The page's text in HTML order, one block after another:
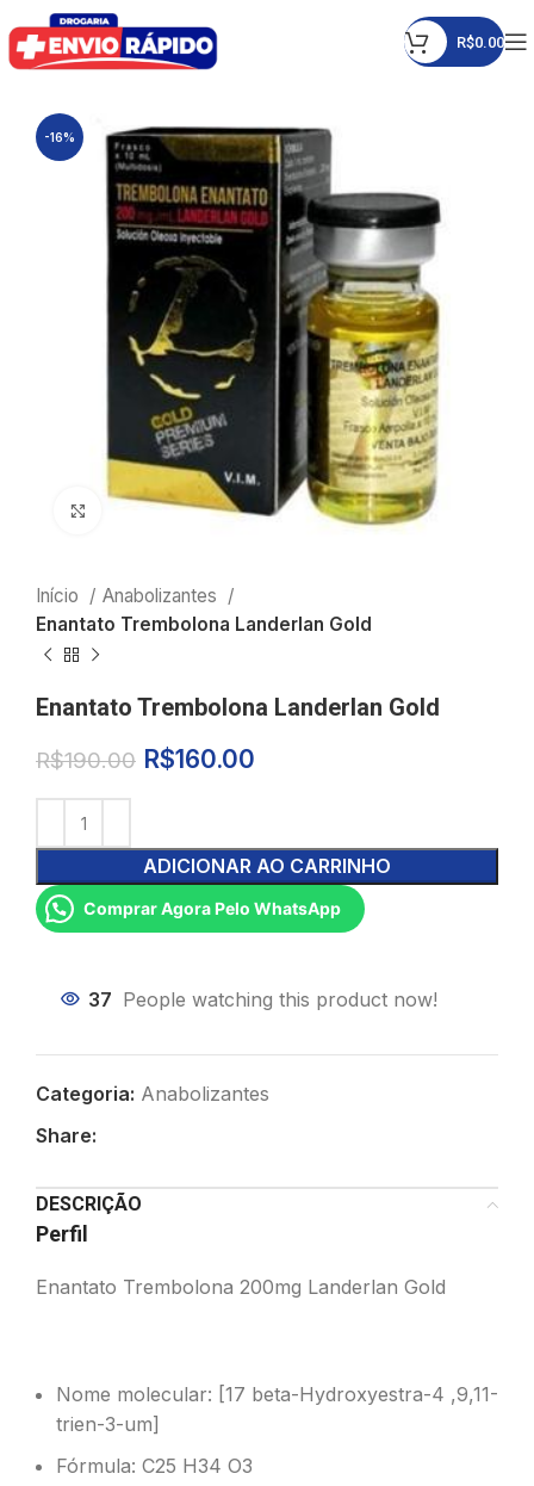
R$0.00
-16%
Click to enlarge
Início
Anabolizantes
Enantato Trembolona Landerlan Gold
Enantato Trembolona Landerlan Gold
R$190.00 R$160.00
ADICIONAR AO CARRINHO
Comprar Agora Pelo WhatsApp
37 People watching this product now!
Categoria: Anabolizantes
Share:
DESCRIÇÃO
Perfil
Enantato Trembolona 200mg Landerlan Gold
Nome molecular: [17 beta-Hydroxyestra-4 ,9,11-
trien-3-um]
Fórmula: C25 H34 O3